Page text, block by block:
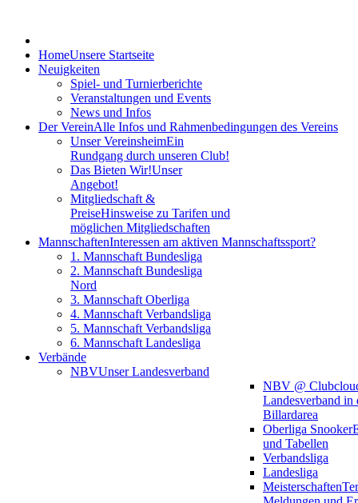
HomeUnsere Startseite
Neuigkeiten
Spiel- und Turnierberichte
Veranstaltungen und Events
News und Infos
Der VereinAlle Infos und Rahmenbedingungen des Vereins
Unser VereinsheimEin
Rundgang durch unseren Club!
Das Bieten Wir!Unser
Angebot!
Mitgliedschaft &
PreiseHinsweise zu Tarifen und
möglichen Mitgliedschaften
MannschaftenInteressen am aktiven Mannschaftssport?
1. Mannschaft Bundesliga
2. Mannschaft Bundesliga
Nord
3. Mannschaft Oberliga
4. Mannschaft Verbandsliga
5. Mannschaft Verbandsliga
6. Mannschaft Landesliga
Verbände
NBVUnser Landesverband
NBV @
Landesverband in
Billardarea
Oberliga Snooker
und Tabellen
Verbandsliga
Landesliga
Meisterschaften